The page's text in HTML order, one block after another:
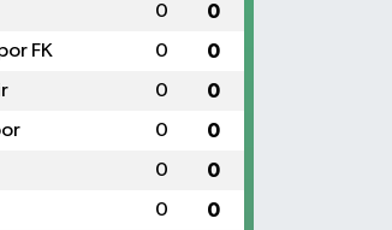
0 0
FK 0 0
0 0
0 0
0 0
0 0